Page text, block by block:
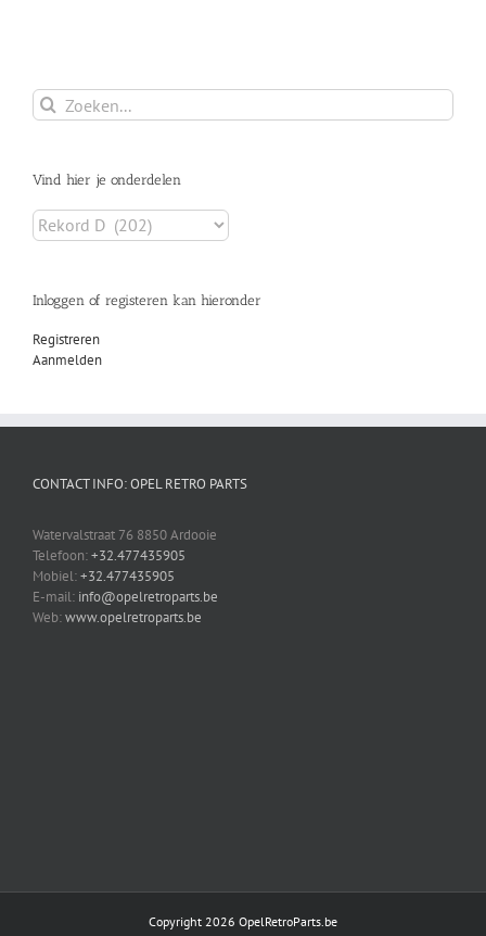
Zoeken
naar:
Vind hier je onderdelen
Inloggen of registeren kan hieronder
Registreren
Aanmelden
CONTACT INFO: OPEL RETRO PARTS
Watervalstraat 76 8850 Ardooie
Telefoon:+32.477435905
Mobiel:+32.477435905
E-mail: info@opelretroparts.be
Web:www.opelretroparts.be
Copyright 2026 OpelRetroParts.be